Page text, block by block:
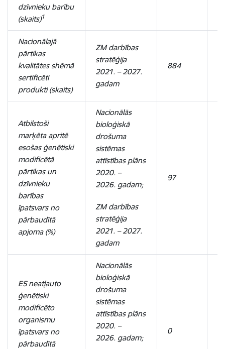
dzīvnieku barību
(skaits)1
Nacionālajā
pārtikas
kvalitātes shēmā
sertificēti
produkti (skaits)
ZM darbības
stratēģija
2021. – 2027.
gadam
884
Atbilstoši
marķēta apritē
esošas ģenētiski
modificētā
pārtikas un
dzīvnieku
barības
īpatsvars no
pārbaudītā
apjoma (%)
Nacionālās
bioloģiskā
drošuma
sistēmas
attīstības plāns
2020. –
2026. gadam;
ZM darbības
stratēģija
2021. – 2027.
gadam
97
ES neatļauto
ģenētiski
modificēto
organismu
īpatsvars no
pārbaudītā
Nacionālās
bioloģiskā
drošuma
sistēmas
attīstības plāns
2020. –
2026. gadam;
0